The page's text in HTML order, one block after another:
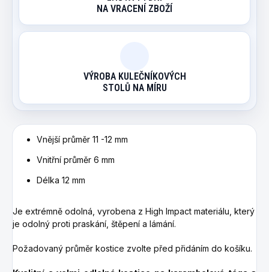
NA VRACENÍ ZBOŽÍ
VÝROBA KULEČNÍKOVÝCH
STOLŮ NA MÍRU
Vnější průměr 11 -12 mm
Vnitřní průměr 6 mm
Délka 12 mm
Je extrémně odolná, vyrobena z High Impact materiálu, který
je odolný proti praskání, štěpení a lámání.
Požadovaný průměr kostice zvolte před přidáním do košíku.